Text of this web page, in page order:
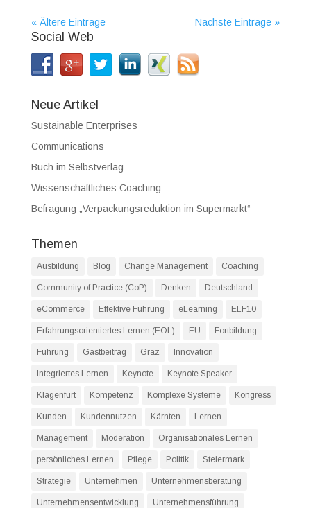
« Ältere Einträge Nächste Einträge »
Social Web
Neue Artikel
Sustainable Enterprises
Communications
Buch im Selbstverlag
Wissenschaftliches Coaching
Befragung „Verpackungsreduktion im Supermarkt“
Themen
Ausbildung Blog Change Management Coaching
Community of Practice (CoP) Denken Deutschland
eCommerce Effektive Führung eLearning ELF10
Erfahrungsorientiertes Lernen (EOL) EU Fortbildung
Führung Gastbeitrag Graz Innovation
Integriertes Lernen Keynote Keynote Speaker
Klagenfurt Kompetenz Komplexe Systeme Kongress
Kunden Kundennutzen Kärnten Lernen
Management Moderation Organisationales Lernen
persönliches Lernen Pflege Politik Steiermark
Strategie Unternehmen Unternehmensberatung
Unternehmensentwicklung Unternehmensführung